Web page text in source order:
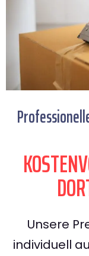
Unsere
individuell